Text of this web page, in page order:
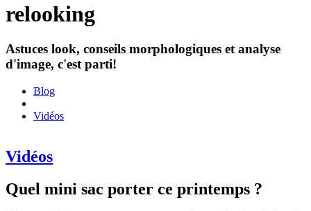
relooking
Astuces look, conseils morphologiques et analyse
d'image, c'est parti!
Blog
Vidéos
Vidéos
Quel mini sac porter ce printemps ?